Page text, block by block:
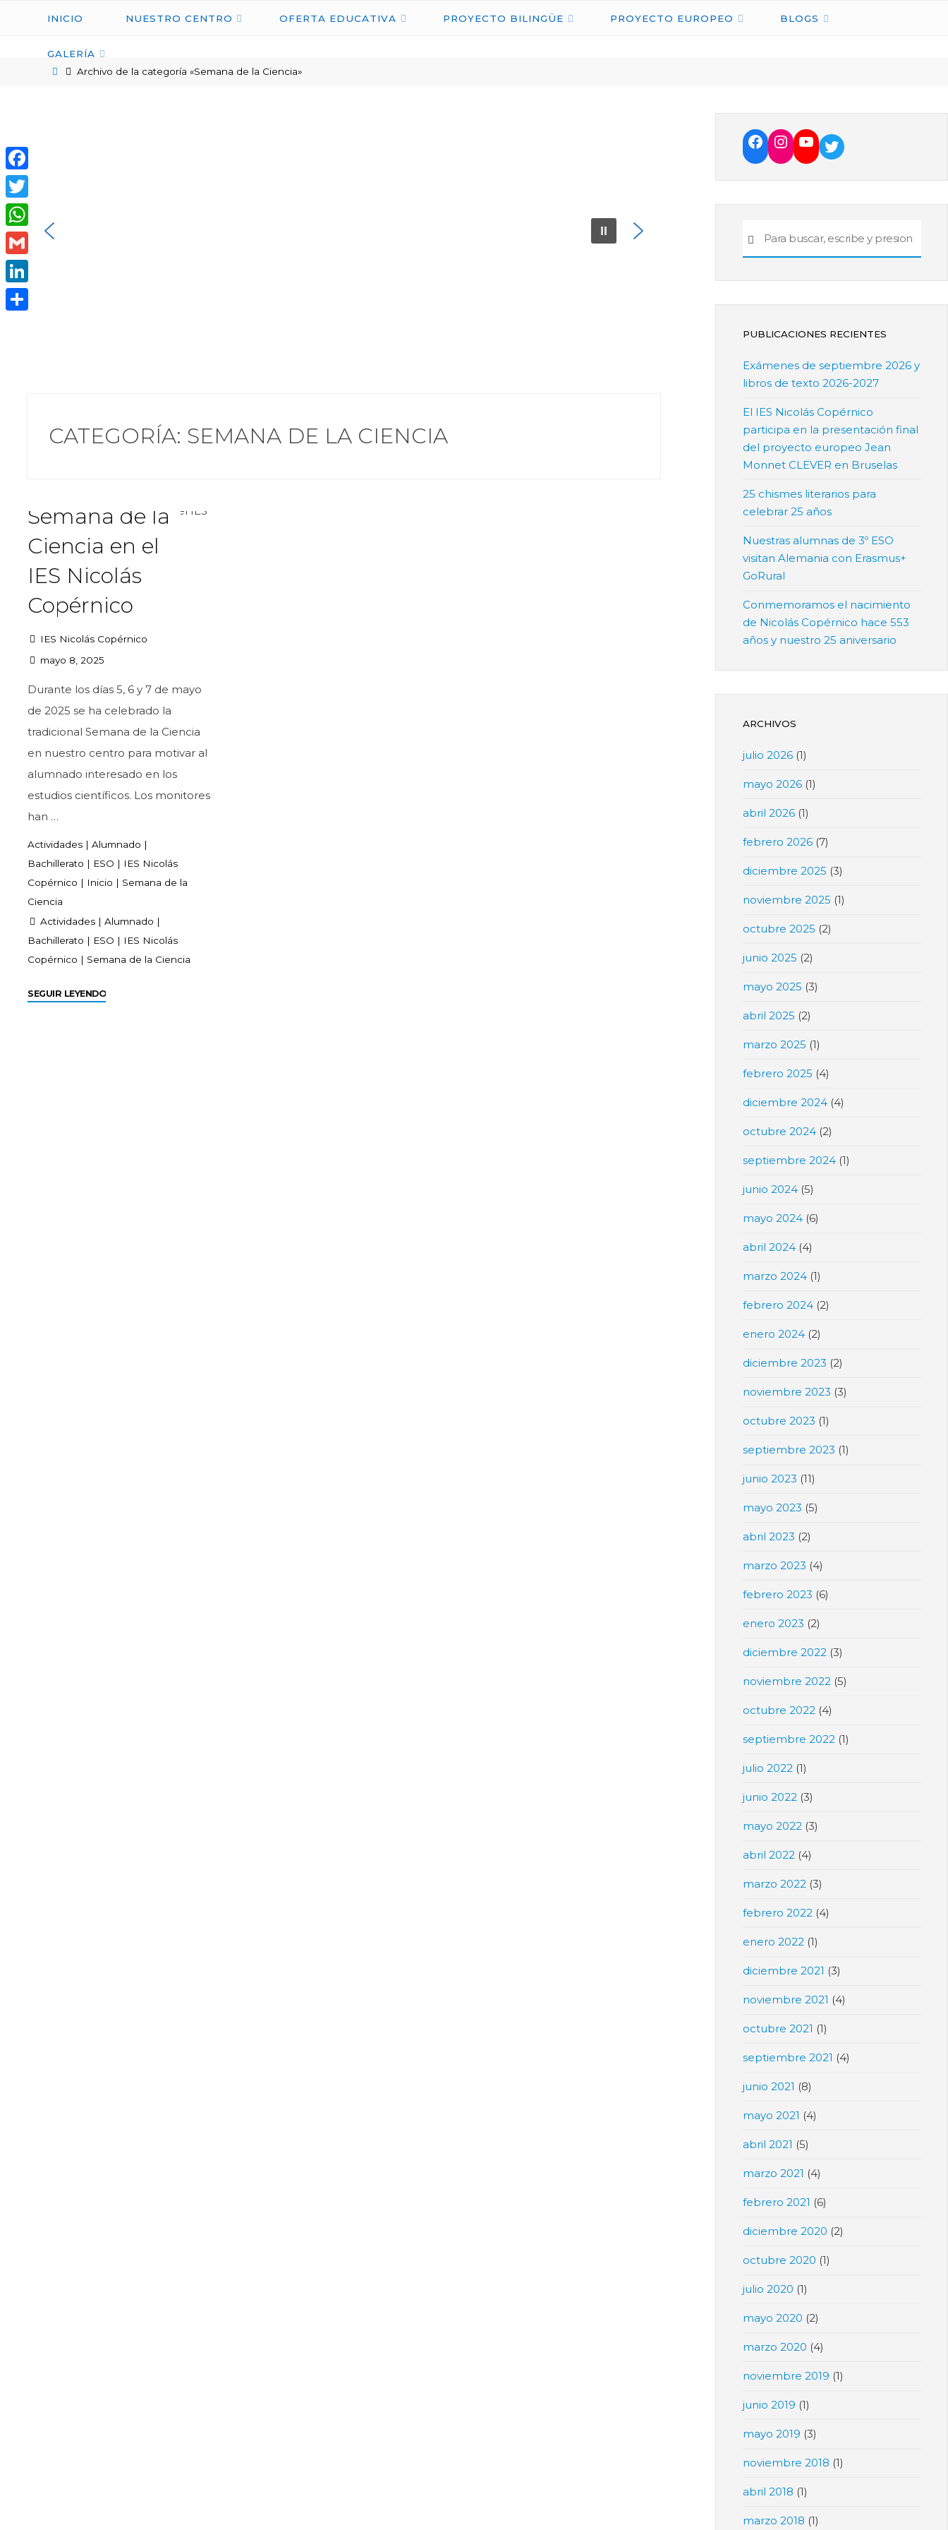
IES
INICIO NUESTRO CENTRO OFERTA EDUCATIVA PROYECTO BILINGÜE PROYECTO EUROPEO BLOGS
GALERÍA
Archivo de la categoría «Semana de la Ciencia»
CATEGORÍA: SEMANA DE LA CIENCIA
Semana de la
Ciencia en el
IES Nicolás
Copérnico
IES Nicolás Copérnico
mayo 8, 2025
Durante los días 5, 6 y 7 de mayo
de 2025 se ha celebrado la
tradicional Semana de la Ciencia
en nuestro centro para motivar al
alumnado interesado en los
estudios científicos. Los monitores
han …
Actividades | Alumnado |
Bachillerato | ESO | IES Nicolás
Copérnico | Inicio | Semana de la
Ciencia
Actividades| Alumnado |
Bachillerato | ESO | IES Nicolás
Copérnico | Semana de la Ciencia
SEGUIR LEYENDO
PUBLICACIONES RECIENTES
Exámenes de septiembre 2026 y
libros de texto 2026-2027
El IES Nicolás Copérnico
participa en la presentación final
del proyecto europeo Jean
Monnet CLEVER en Bruselas
25 chismes literarios para
celebrar 25 años
Nuestras alumnas de 3º ESO
visitan Alemania con Erasmus+
GoRural
Conmemoramos el nacimiento
de Nicolás Copérnico hace 553
años y nuestro 25 aniversario
ARCHIVOS
julio 2026(1)
mayo 2026(1)
abril 2026(1)
febrero 2026(7)
diciembre 2025 (3)
noviembre 2025 (1)
octubre 2025 (2)
junio 2025 (2)
mayo 2025 (3)
abril 2025 (2)
marzo 2025 (1)
febrero 2025 (4)
diciembre 2024(4)
octubre 2024(2)
septiembre 2024(1)
junio 2024(5)
mayo 2024(6)
abril 2024(4)
marzo 2024(1)
febrero 2024(2)
enero 2024(2)
diciembre 2023 (2)
noviembre 2023 (3)
octubre 2023 (1)
septiembre 2023 (1)
junio 2023 (11)
mayo 2023 (5)
abril 2023 (2)
marzo 2023 (4)
febrero 2023 (6)
enero 2023 (2)
diciembre 2022(3)
noviembre 2022(5)
octubre 2022(4)
septiembre 2022(1)
julio 2022(1)
junio 2022(3)
mayo 2022(3)
abril 2022(4)
marzo 2022(3)
febrero 2022(4)
enero 2022(1)
diciembre 2021 (3)
noviembre 2021 (4)
octubre 2021 (1)
septiembre 2021 (4)
junio 2021 (8)
mayo 2021 (4)
abril 2021 (5)
marzo 2021 (4)
febrero 2021 (6)
diciembre 2020 (2)
octubre 2020 (1)
julio 2020 (1)
mayo 2020 (2)
marzo 2020 (4)
noviembre 2019 (1)
junio 2019 (1)
mayo 2019 (3)
noviembre 2018 (1)
abril 2018 (1)
marzo 2018 (1)
Facebook
Twitter
WhatsApp
Gmail
LinkedIn